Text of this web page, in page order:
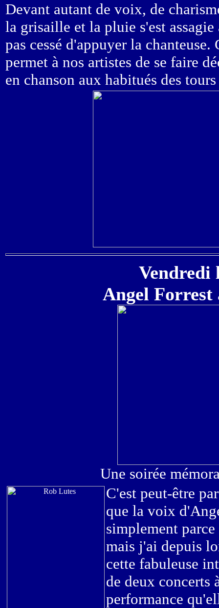
Devant autant de voix, de
la grisaille et la pluie s'est
pas cessé d'appuyer la
permet à nos artistes de se faire
en chanson aux habitués des
Vendredi
Angel
Une soirée
C'est peut-être
que la voix
simplement
mais j'ai depuis
cette fabuleuse
de deux concerts
performance